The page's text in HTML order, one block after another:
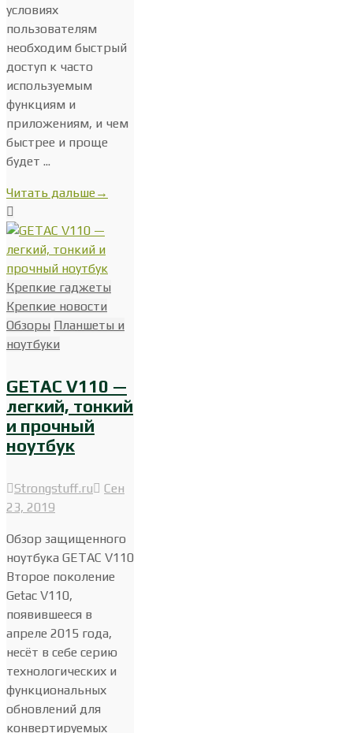
условиях
пользователям
необходим быстрый
доступ к часто
используемым
функциям и
приложениям, и чем
быстрее и проще
будет ...
Читать дальше→
Крепкие гаджеты
Крепкие новости
Обзоры Планшеты и
ноутбуки
GETAC V110 —
легкий, тонкий
и прочный
ноутбук
Strongstuff.ru
Сен
23, 2019
Обзор защищенного
ноутбука GETAC V110
Второе поколение
Getac V110,
появившееся в
апреле 2015 года,
несёт в себе серию
технологических и
функциональных
обновлений для
конвертируемых